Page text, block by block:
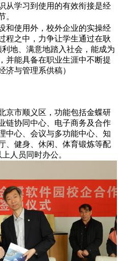
从学习到使用的有效衔接是经
。
和使用外，校外企业的实操经
程之中，力争让学生通过在耿
地、满意地踏入社会，能成为
并能具备在职业生涯中不断提
济与管理系供稿）
京市顺义区，功能包括金蝶研
链协同中心、电子商务及合作
中心、会议与多功能中心、知
、健身、休闲、体育锻炼等配
人员同时办公。